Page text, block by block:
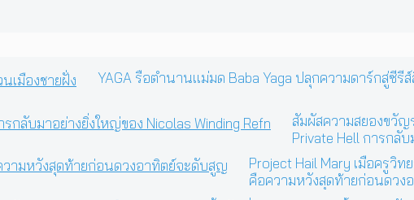
YAGA รื้อตำนานแม่มด Baba Yaga ปลุกความดาร์กสู่ซีรี
สัมผัสความสยองขวัญ
Private Hell การกลั
Winding Refn
Project Hail Mary เมื่อครูวิ
คือความหวังสุดท้ายก่อนดว